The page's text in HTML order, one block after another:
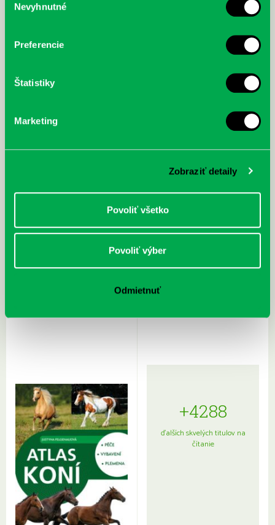
súhlasu
Nevyhnutné
Preferencie
Štatistiky
Marketing
Zobraziť detaily
Povoliť všetko
Povoliť výber
Odmietnuť
Prvá biografia najväčšieho
cyklistu modernej doby:
Rudź, Przemyslaw: Atlas hviezd:
Hardy, Paula: Japonsko na tanieri:
+4288
ďalších skvelých titulov na
čítanie